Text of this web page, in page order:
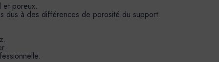
et poreux.
dus à des différences de porosité du support.